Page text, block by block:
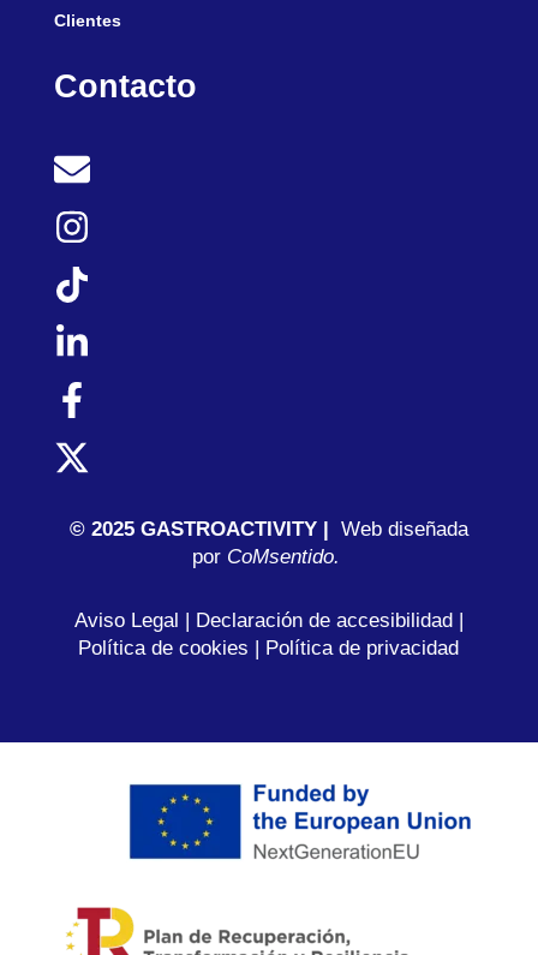
Clientes
Contacto
© 2025 GASTROACTIVITY | Web diseñada
porCoMsentido.
Aviso Legal | Declaración de accesibilidad|
Política de cookies | Política de privacidad